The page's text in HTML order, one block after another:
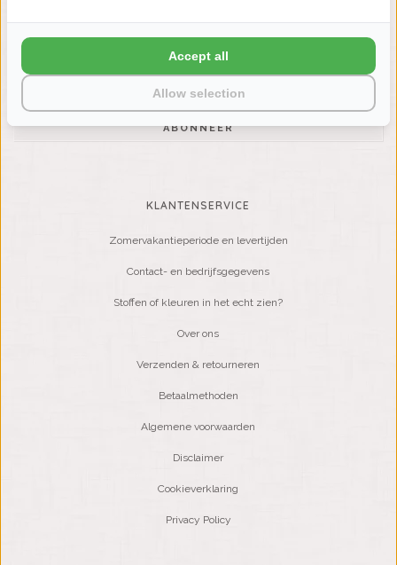
Wilt u op de hoogte blijven?
Word lid van onze mailinglijst:
ABONNEER
KLANTENSERVICE
Zomervakantieperiode en levertijden
Contact- en bedrijfsgegevens
Stoffen of kleuren in het echt zien?
Over ons
Verzenden & retourneren
Betaalmethoden
Algemene voorwaarden
Disclaimer
Cookieverklaring
Privacy Policy
Allow selection
Accept all